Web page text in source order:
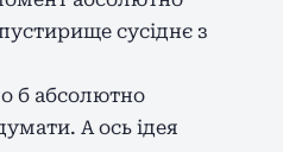
сусіднє з
б абсолютно
А ось ідея